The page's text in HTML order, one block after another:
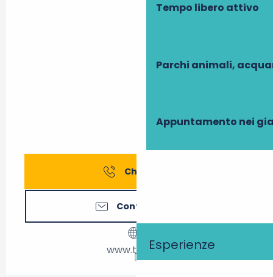
Tempo libero attivo
Parchi animali,
Appuntamento nei
Esperienze
Chiamare
Contattateci
www.tours.fr